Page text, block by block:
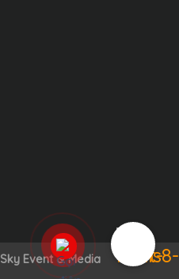
Sky Event & Media